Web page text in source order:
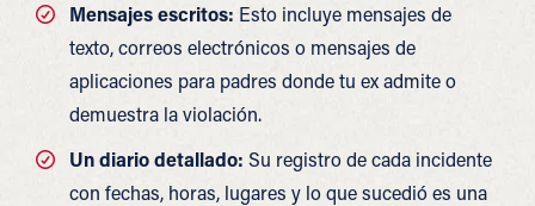
Mensajes escritos: Esto incluye mensajes de
texto, correos electrónicos o mensajes de
aplicaciones para padres donde tu ex admite o
demuestra la violación.
Un diario detallado: Su registro de cada incidente
con fechas, horas, lugares y lo que sucedió es una